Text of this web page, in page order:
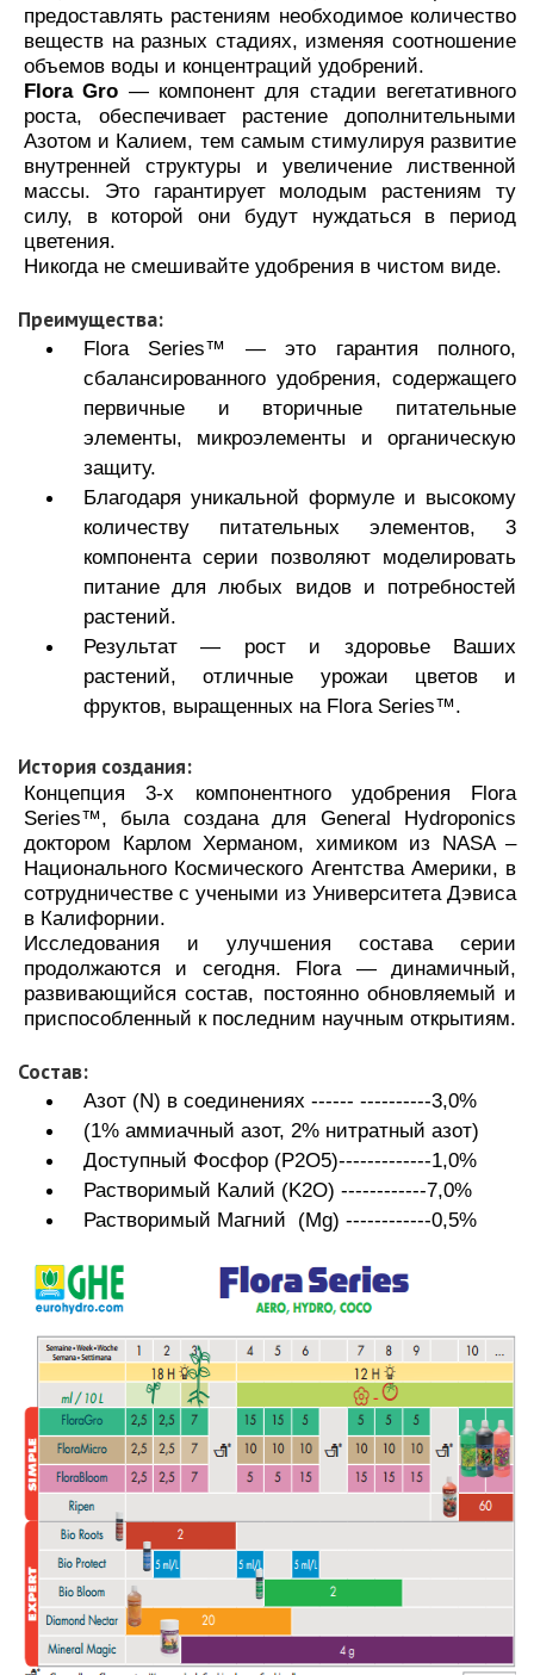
предоставлять растениям необходимое количество
веществ на разных стадиях, изменяя соотношение
объемов воды и концентраций удобрений.
Flora Gro — компонент для стадии вегетативного
роста, обеспечивает растение дополнительными
Азотом и Калием, тем самым стимулируя развитие
внутренней структуры и увеличение лиственной
массы. Это гарантирует молодым растениям ту
силу, в которой они будут нуждаться в период
цветения.
Никогда не смешивайте удобрения в чистом виде.
Преимущества:
Flora Series™ — это гарантия полного,
сбалансированного удобрения, содержащего
первичные и вторичные питательные
элементы, микроэлементы и органическую
защиту.
Благодаря уникальной формуле и высокому
количеству питательных элементов, 3
компонента серии позволяют моделировать
питание для любых видов и потребностей
растений.
Результат — рост и здоровье Ваших
растений, отличные урожаи цветов и
фруктов, выращенных на Flora Series™.
История создания:
Концепция 3-х компонентного удобрения Flora
Series™, была создана для General Hydroponics
доктором Карлом Херманом, химиком из NASA –
Национального Космического Агентства Америки, в
сотрудничестве с учеными из Университета Дэвиса
в Калифорнии.
Исследования и улучшения состава серии
продолжаются и сегодня. Flora — динамичный,
развивающийся состав, постоянно обновляемый и
приспособленный к последним научным открытиям.
Состав:
Азот (N) в соединениях ------ ----------3,0%
(1% аммиачный азот, 2% нитратный азот)
Доступный Фосфор (P2O5)-------------1,0%
Растворимый Калий (K2O) ------------7,0%
Растворимый Магний (Mg) ------------0,5%